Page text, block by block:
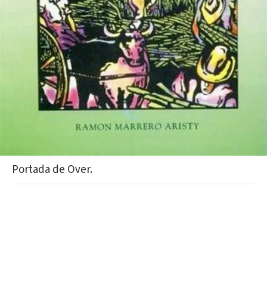
Portada de Over.